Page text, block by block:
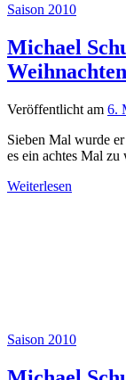
Saison 2010
Michael
Veröffentlicht am 6.
Sieben Mal wurde
es ein achtes Mal zu
Weiterlesen
Saison 2010